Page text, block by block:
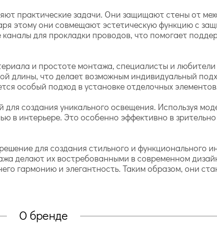
практические задачи. Они защищают стены от
этому они совмещают эстетическую функцию с
для прокладки проводов, что помогает
и простоте монтажа, специалисты и любители
длины, что делает возможным индивидуальный
особый подход в установке отделочных
создания уникального освещения. Используя
в интерьере. Это особенно эффективно в
для создания стильного и функционального
делают их востребованными в современном
гармонию и элегантность. Таким образом, они
О бренде